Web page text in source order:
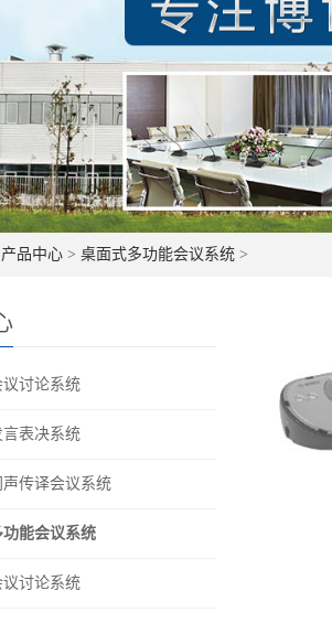
产品中心 > 桌面式多功能会议系统 >
讨论系统
表决系统
传译会议系统
能会议系统
讨论系统